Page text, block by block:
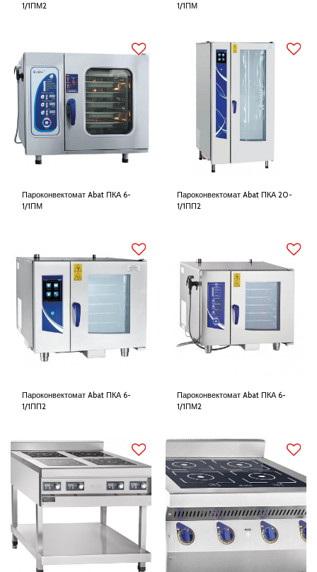
1/1ПМ2
1/1ПМ
Пароконвектомат Abat ПКА 6-
1/1ПМ
Пароконвектомат Abat ПКА 20-
1/1ПП2
Пароконвектомат Abat ПКА 6-
1/1ПП2
Пароконвектомат Abat ПКА 6-
1/1ПМ2